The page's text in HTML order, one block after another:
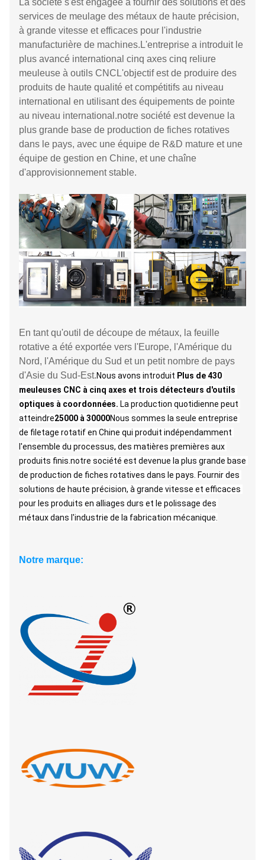
services de meulage des métaux de haute précision,
à grande vitesse et efficaces pour l'industrie
manufacturière de machines.L'entreprise a introduit le
plus avancé international cinq axes cinq reliure
meuleuse à outils CNCL'objectif est de produire des
produits de haute qualité et compétitifs au niveau
international en utilisant des équipements de pointe
au niveau international.notre société est devenue la
plus grande base de production de fiches rotatives
dans le pays, avec une équipe de R&D mature et une
équipe de gestion en Chine, et une chaîne
d'approvisionnement stable.
En tant qu'outil de découpe de métaux, la feuille
rotative a été exportée vers l'Europe, l'Amérique du
Nord, l'Amérique du Sud et un petit nombre de pays
d'Asie du Sud-Est.Nous avons introduit Plus de 430
meuleuses CNC à cinq axes et trois détecteurs d'outils
optiques à coordonnées. La production quotidienne peut
atteindre25000 à 30000Nous sommes la seule entreprise
de filetage rotatif en Chine qui produit indépendamment
l'ensemble du processus, des matières premières aux
produits finis.notre société est devenue la plus grande base
de production de fiches rotatives dans le pays. Fournir des
solutions de haute précision, à grande vitesse et efficaces
pour les produits en alliages durs et le polissage des
métaux dans l'industrie de la fabrication mécanique.
Notre marque: